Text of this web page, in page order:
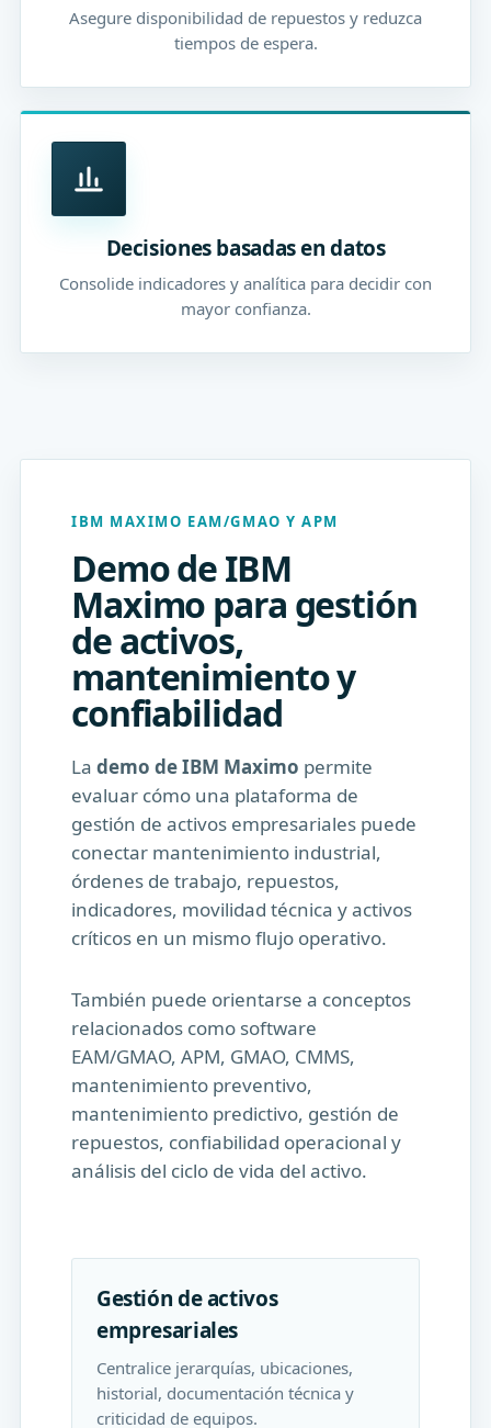
Asegure disponibilidad de repuestos y reduzca
tiempos de espera.
Decisiones basadas en datos
Consolide indicadores y analítica para decidir con
mayor confianza.
IBM MAXIMO EAM/GMAO Y APM
Demo de IBM
Maximo para gestión
de activos,
mantenimiento y
confiabilidad
La demo de IBM Maximo permite
evaluar cómo una plataforma de
gestión de activos empresariales puede
conectar mantenimiento industrial,
órdenes de trabajo, repuestos,
indicadores, movilidad técnica y activos
críticos en un mismo flujo operativo.
También puede orientarse a conceptos
relacionados como software
EAM/GMAO, APM, GMAO, CMMS,
mantenimiento preventivo,
mantenimiento predictivo, gestión de
repuestos, confiabilidad operacional y
análisis del ciclo de vida del activo.
Gestión de activos
empresariales
Centralice jerarquías, ubicaciones,
historial, documentación técnica y
criticidad de equipos.